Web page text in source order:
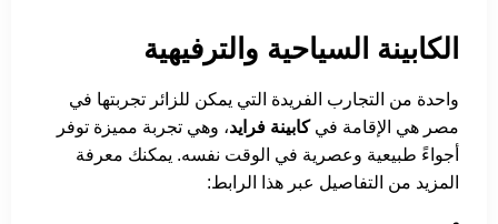
الكابينة السياحية والترفيهية
واحدة من التجارب الفريدة التي يمكن للزائر تجربتها في
مصر هي الإقامة فيكابينة فرايد، وهي تجربة مميزة توفر
أجواءً طبيعية وعصرية في الوقت نفسه. يمكنك معرفة
المزيد من التفاصيل عبر هذا الرابط: